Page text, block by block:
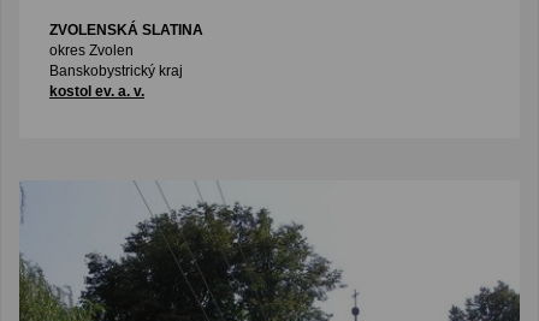
ZVOLENSKÁ SLATINA
okres Zvolen
Banskobystrický kraj
kostol ev. a. v.